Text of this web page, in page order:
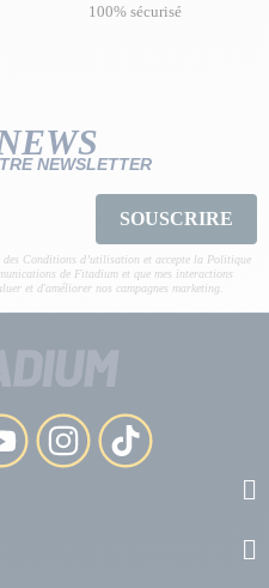
100% sécurisé
NEWSLETTER
SOUSCRIRE
Conditions d’utilisation et accepte la Politique
de Fitadium et que mes interactions
et d'améliorer nos campagnes marketing.